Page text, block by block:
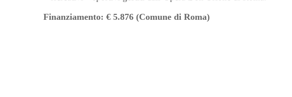
Finanziamento: € 5.876 (Comune di Roma)